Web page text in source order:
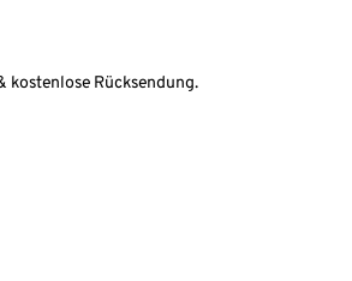
kostenlose Rücksendung.